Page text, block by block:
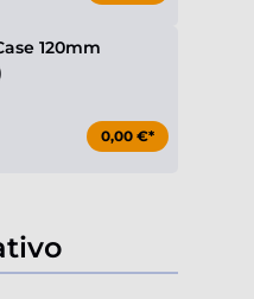
120mm
0,00 €*